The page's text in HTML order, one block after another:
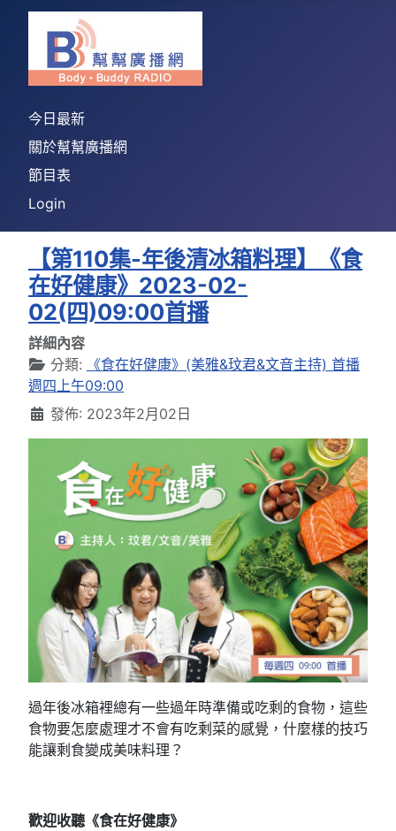
今日最新
關於幫幫廣播網
節目表
Login
【第110集-年後清冰箱料理】《食
在好健康》2023-02-
02(四)09:00首播
詳細內容
分類:
《食在好健康》(美雅&玟君&文音主持) 首播
週四上午09:00
發佈: 2023年2月02日
過年後冰箱裡總有一些過年時準備或吃剩的食物，這些
食物要怎麼處理才不會有吃剩菜的感覺，什麼樣的技巧
能讓剩食變成美味料理？
歡迎收聽《食在好健康》